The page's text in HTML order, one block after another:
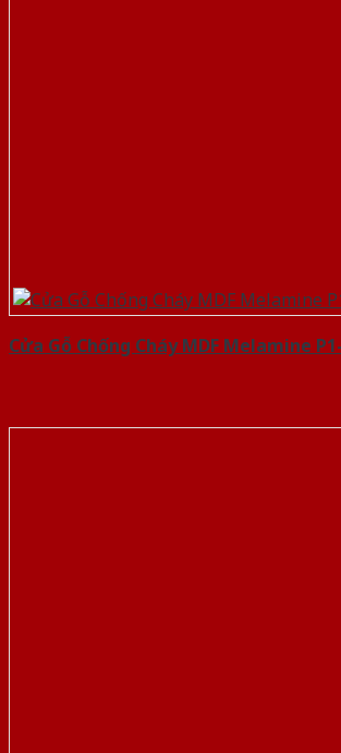
Cửa Gỗ Chống Cháy MDF Melamine